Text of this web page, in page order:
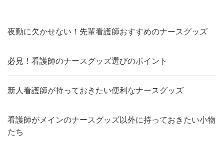
夜勤に欠かせない！先輩看護師おすすめのナースグッズ
必見！看護師のナースグッズ選びのポイント
新人看護師が持っておきたい便利なナースグッズ
看護師がメインのナースグッズ以外に持っておきたい小物
たち